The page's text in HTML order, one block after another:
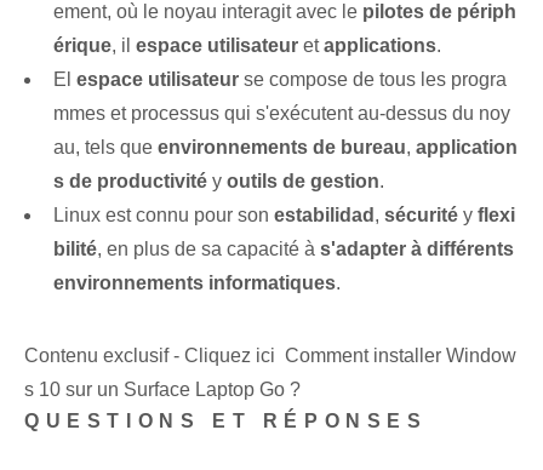
ement, où le noyau interagit avec le pilotes de périph
érique, il espace utilisateur etapplications.
El espace utilisateur se compose de tous les progra
mmes et processus qui s'exécutent au-dessus du noy
au, tels que environnements de bureau, application
s de productivité y outils de gestion.
Linux est connu pour son estabilidad , sécurité y flexi
bilité, en plus de sa capacité à s'adapter à différents
environnements informatiques.
Contenu exclusif - Cliquez ici Comment installer Window
s 10 sur un Surface Laptop Go ?
QUESTIONS ET RÉPONSES